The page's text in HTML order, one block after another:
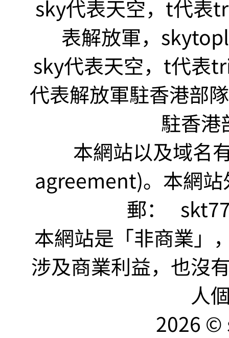
sky代表天空，t代表
表解放軍，
sky代表天空，t代表
代表解放軍駐香港部
駐香港
本網站以及域名
agreement)。本網
郵：
本網站是「非商業
涉及商業利益，也沒
人
2026 ©